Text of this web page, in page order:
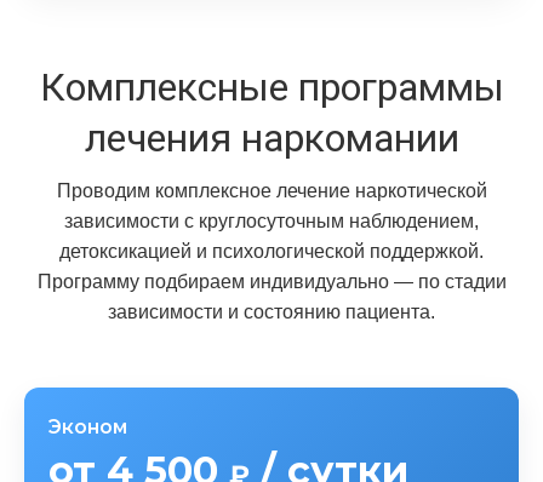
Комплексные программы
лечения наркомании
Проводим комплексное лечение наркотической
зависимости с круглосуточным наблюдением,
детоксикацией и психологической поддержкой.
Программу подбираем индивидуально — по стадии
зависимости и состоянию пациента.
Эконом
от 4 500 ₽ / сутки